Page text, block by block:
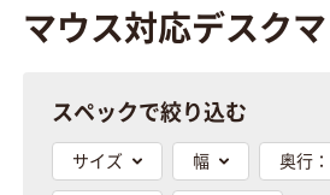
マウス対応デスクマ
スペックで絞り込む
サイズ 幅 奥行